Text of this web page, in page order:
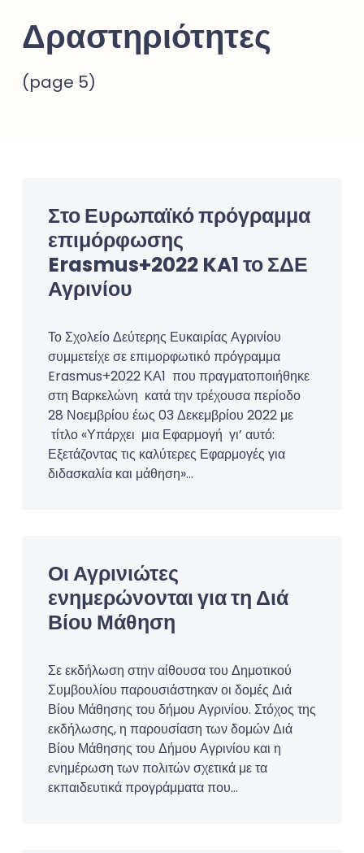
Δραστηριότητες
(page 5)
Στο Ευρωπαϊκό πρόγραμμα
επιμόρφωσης
Erasmus+2022 KA1 το ΣΔΕ
Αγρινίου
Το Σχολείο Δεύτερης Ευκαιρίας Αγρινίου
συμμετείχε σε επιμορφωτικό πρόγραμμα
Erasmus+2022 ΚΑ1 που πραγματοποιήθηκε
στη Βαρκελώνη κατά την τρέχουσα περίοδο
28 Νοεμβρίου έως 03 Δεκεμβρίου 2022 με
τίτλο «Υπάρχει μια Εφαρμογή γι’ αυτό:
Εξετάζοντας τις καλύτερες Εφαρμογές για
διδασκαλία και μάθηση»…
Οι Αγρινιώτες
ενημερώνονται για τη Διά
Βίου Μάθηση
Σε εκδήλωση στην αίθουσα του Δημοτικού
Συμβουλίου παρουσιάστηκαν οι δομές Διά
Βίου Μάθησης του δήμου Αγρινίου. Στόχος της
εκδήλωσης, η παρουσίαση των δομών Διά
Βίου Μάθησης του Δήμου Αγρινίου και η
ενημέρωση των πολιτών σχετικά με τα
εκπαιδευτικά προγράμματα που…